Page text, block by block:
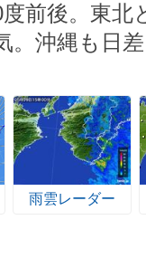
前後。東北
。沖縄も日
雨雲レーダー